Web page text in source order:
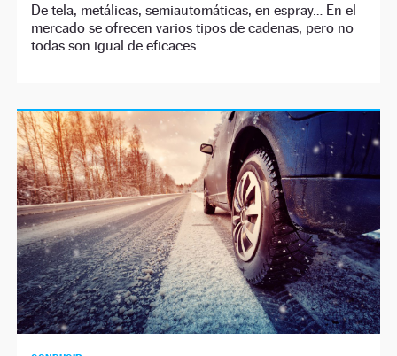
De tela, metálicas, semiautomáticas, en espray… En el
mercado se ofrecen varios tipos de cadenas, pero no
todas son igual de eficaces.